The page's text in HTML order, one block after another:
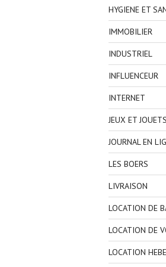
HYGIENE ET
IMMOBILIER
INDUSTRIEL
INFLUENCEUR
INTERNET
JEUX ET JOUETS
JOURNAL EN
LES BOERS
LIVRAISON
LOCATION DE
LOCATION DE
LOCATION